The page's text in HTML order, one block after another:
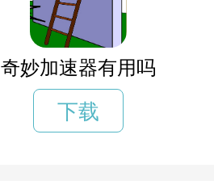
奇妙加速器有用吗
下载